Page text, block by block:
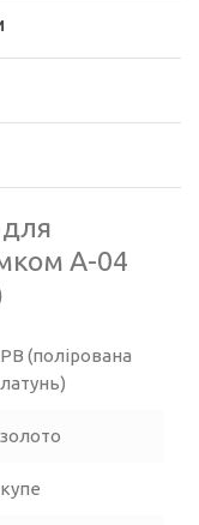
A-04
PB (полірована
латунь)
золото
купе